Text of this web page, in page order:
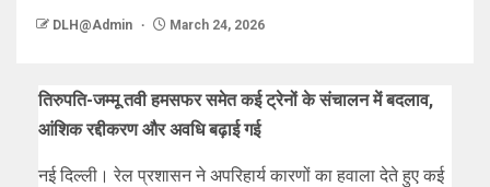
DLH@Admin March 24, 2026
तिरुपति-जम्मू तवी हमसफर समेत कई ट्रेनों के संचालन में बदलाव,
आंशिक रद्दीकरण और अवधि बढ़ाई गई
नई दिल्ली। रेल प्रशासन ने अपरिहार्य कारणों का हवाला देते हुए कई